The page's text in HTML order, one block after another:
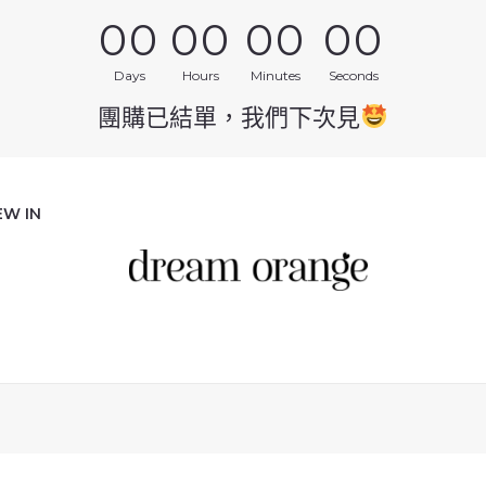
00
Days
00
Hours
00
Minutes
00
Seconds
團購已結單，我們下次見
IN